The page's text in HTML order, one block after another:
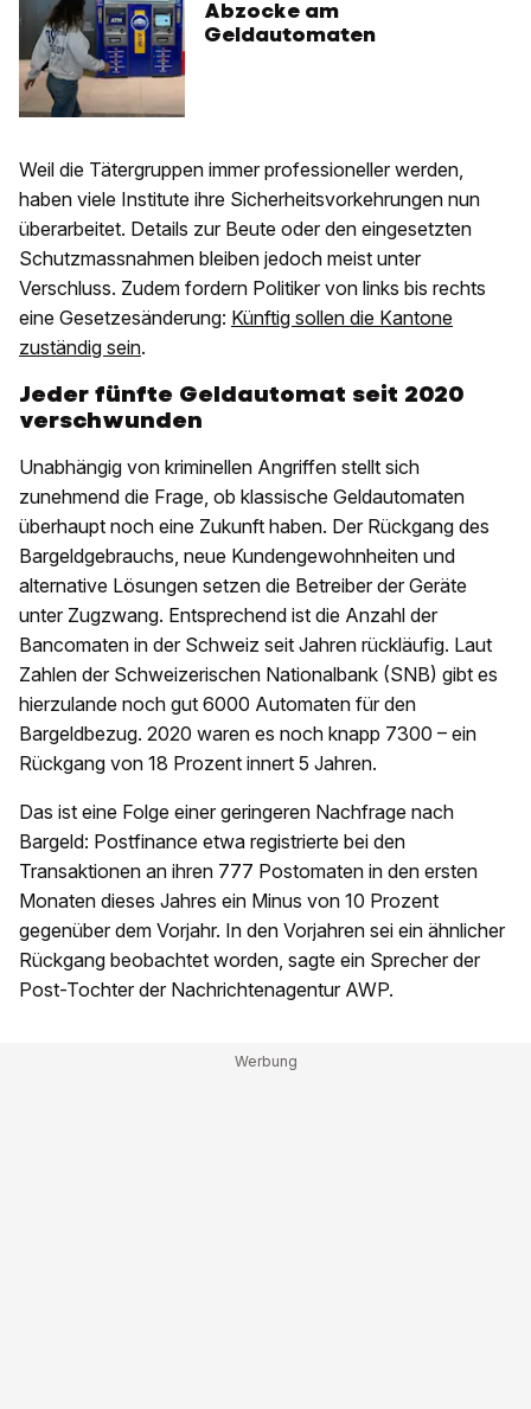
Abzocke am
Geldautomaten
Weil die Tätergruppen immer professioneller werden,
haben viele Institute ihre Sicherheitsvorkehrungen nun
überarbeitet. Details zur Beute oder den eingesetzten
Schutzmassnahmen bleiben jedoch meist unter
Verschluss. Zudem fordern Politiker von links bis rechts
eine Gesetzesänderung: Künftig sollen die Kantone
zuständig sein.
Jeder fünfte Geldautomat seit 2020
verschwunden
Unabhängig von kriminellen Angriffen stellt sich
zunehmend die Frage, ob klassische Geldautomaten
überhaupt noch eine Zukunft haben. Der Rückgang des
Bargeldgebrauchs, neue Kundengewohnheiten und
alternative Lösungen setzen die Betreiber der Geräte
unter Zugzwang. Entsprechend ist die Anzahl der
Bancomaten in der Schweiz seit Jahren rückläufig. Laut
Zahlen der Schweizerischen Nationalbank (SNB) gibt es
hierzulande noch gut 6000 Automaten für den
Bargeldbezug. 2020 waren es noch knapp 7300 – ein
Rückgang von 18 Prozent innert 5 Jahren.
Das ist eine Folge einer geringeren Nachfrage nach
Bargeld: Postfinance etwa registrierte bei den
Transaktionen an ihren 777 Postomaten in den ersten
Monaten dieses Jahres ein Minus von 10 Prozent
gegenüber dem Vorjahr. In den Vorjahren sei ein ähnlicher
Rückgang beobachtet worden, sagte ein Sprecher der
Post-Tochter der Nachrichtenagentur AWP.